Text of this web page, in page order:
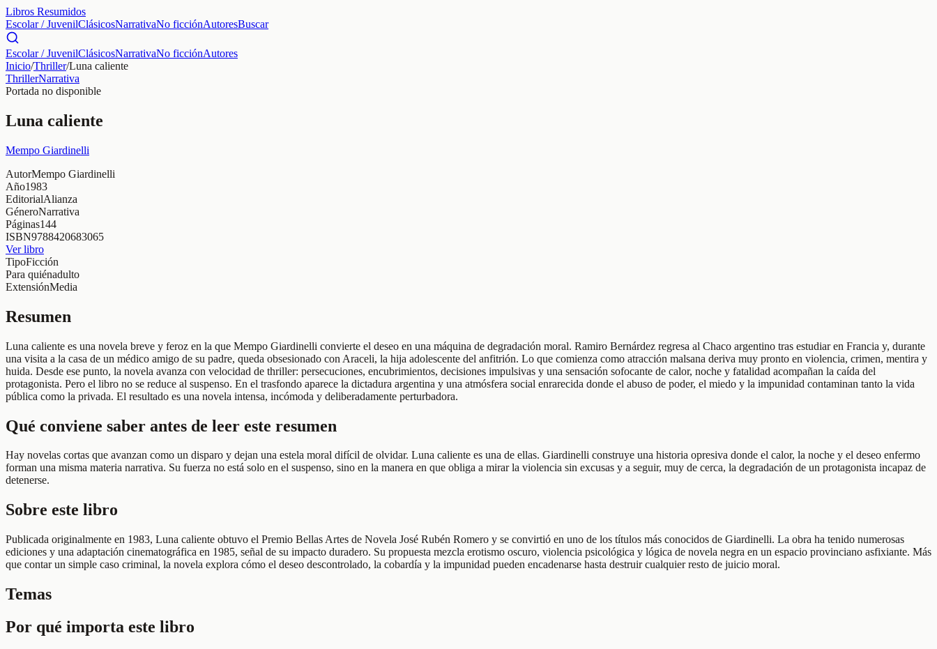
Libros Resumidos
Escolar / JuvenilClásicosNarrativaNo ficciónAutoresBuscar
Escolar / JuvenilClásicosNarrativaNo ficciónAutores
Inicio/Thriller/Luna caliente
ThrillerNarrativa
Portada no disponible
Luna caliente
Mempo Giardinelli
AutorMempo Giardinelli
Año1983
EditorialAlianza
GéneroNarrativa
Páginas144
ISBN9788420683065
Ver libro
TipoFicción
Para quiénadulto
ExtensiónMedia
Resumen
Luna caliente es una novela breve y feroz en la que Mempo Giardinelli convierte el deseo en una máquina de degradación moral. Ramiro Bernárdez regresa al Chaco argentino tras estudiar en Francia y, durante
una visita a la casa de un médico amigo de su padre, queda obsesionado con Araceli, la hija adolescente del anfitrión. Lo que comienza como atracción malsana deriva muy pronto en violencia, crimen, mentira y
huida. Desde ese punto, la novela avanza con velocidad de thriller: persecuciones, encubrimientos, decisiones impulsivas y una sensación sofocante de calor, noche y fatalidad acompañan la caída del
protagonista. Pero el libro no se reduce al suspenso. En el trasfondo aparece la dictadura argentina y una atmósfera social enrarecida donde el abuso de poder, el miedo y la impunidad contaminan tanto la vida
pública como la privada. El resultado es una novela intensa, incómoda y deliberadamente perturbadora.
Qué conviene saber antes de leer este resumen
Hay novelas cortas que avanzan como un disparo y dejan una estela moral difícil de olvidar. Luna caliente es una de ellas. Giardinelli construye una historia opresiva donde el calor, la noche y el deseo enfermo
forman una misma materia narrativa. Su fuerza no está solo en el suspenso, sino en la manera en que obliga a mirar la violencia sin excusas y a seguir, muy de cerca, la degradación de un protagonista incapaz de
detenerse.
Sobre este libro
Publicada originalmente en 1983, Luna caliente obtuvo el Premio Bellas Artes de Novela José Rubén Romero y se convirtió en uno de los títulos más conocidos de Giardinelli. La obra ha tenido numerosas
ediciones y una adaptación cinematográfica en 1985, señal de su impacto duradero. Su propuesta mezcla erotismo oscuro, violencia psicológica y lógica de novela negra en un espacio provinciano asfixiante. Más
que contar un simple caso criminal, la novela explora cómo el deseo descontrolado, la cobardía y la impunidad pueden encadenarse hasta destruir cualquier resto de juicio moral.
Temas
Por qué importa este libro